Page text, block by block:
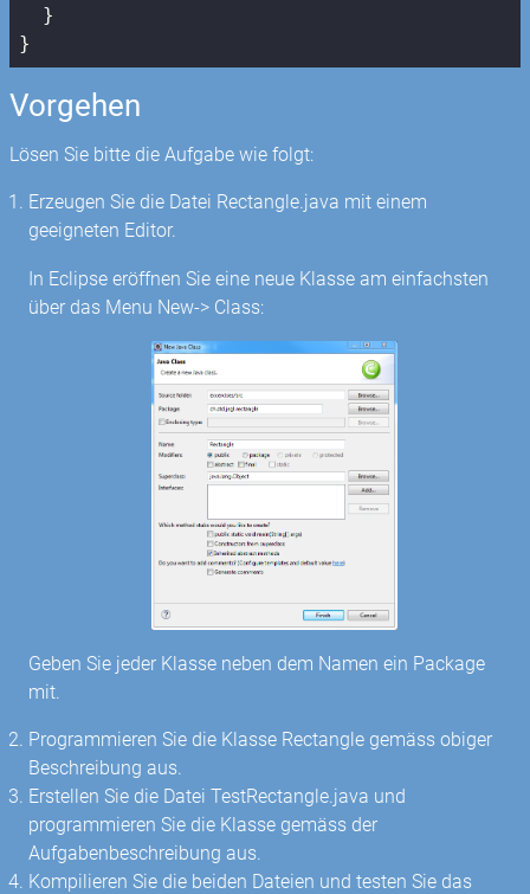
  }
}
Vorgehen
Lösen Sie bitte die Aufgabe wie folgt:
Erzeugen Sie die Datei Rectangle.java mit einem
geeigneten Editor.
In Eclipse eröffnen Sie eine neue Klasse am einfachsten
über das Menu New-> Class:
Geben Sie jeder Klasse neben dem Namen ein Package
mit.
Programmieren Sie die Klasse Rectangle gemäss obiger
Beschreibung aus.
Erstellen Sie die Datei TestRectangle.java und
programmieren Sie die Klasse gemäss der
Aufgabenbeschreibung aus.
Kompilieren Sie die beiden Dateien und testen Sie das